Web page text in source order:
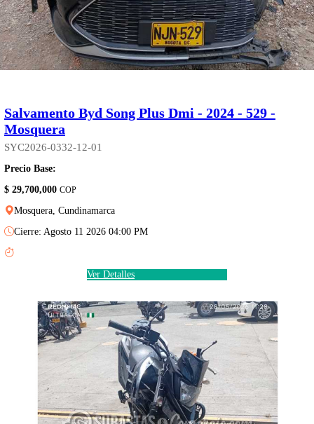
Salvamento Byd Song Plus Dmi - 2024 - 529 -
Mosquera
SYC2026-0332-12-01
Precio Base:
$ 29,700,000 COP
Mosquera, Cundinamarca
Cierre: Agosto 11 2026 04:00 PM
Ver Detalles